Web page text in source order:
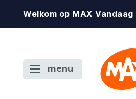
Welkom op MAX Vandaag
menu